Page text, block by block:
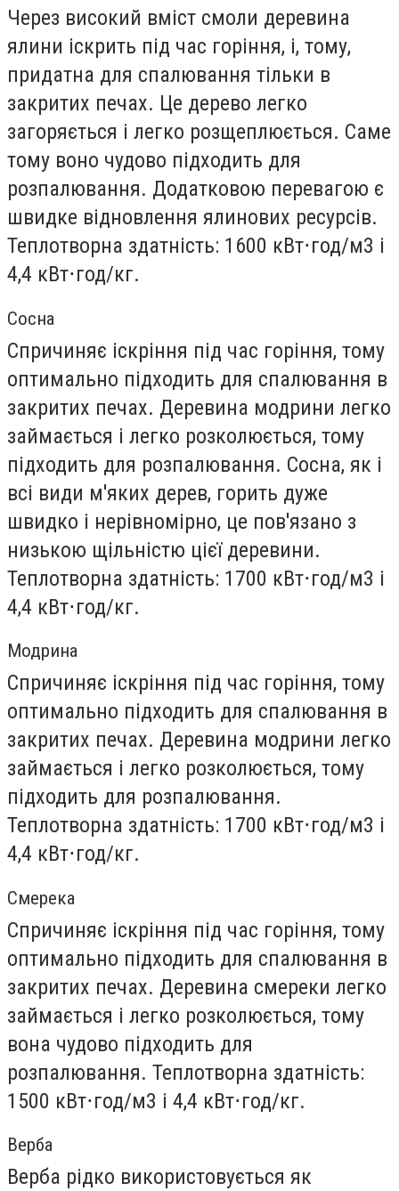
Через високий вміст смоли деревина
ялини іскрить під час горіння, і, тому,
придатна для спалювання тільки в
закритих печах. Це дерево легко
загоряється і легко розщеплюється. Саме
тому воно чудово підходить для
розпалювання. Додатковою перевагою є
швидке відновлення ялинових ресурсів.
Теплотворна здатність: 1600 кВт⋅год/м3 і
4,4 кВт⋅год/кг.
Сосна
Спричиняє іскріння під час горіння, тому
оптимально підходить для спалювання в
закритих печах. Деревина модрини легко
займається і легко розколюється, тому
підходить для розпалювання. Сосна, як і
всі види м'яких дерев, горить дуже
швидко і нерівномірно, це пов'язано з
низькою щільністю цієї деревини.
Теплотворна здатність: 1700 кВт⋅год/м3 і
4,4 кВт⋅год/кг.
Модрина
Спричиняє іскріння під час горіння, тому
оптимально підходить для спалювання в
закритих печах. Деревина модрини легко
займається і легко розколюється, тому
підходить для розпалювання.
Теплотворна здатність: 1700 кВт⋅год/м3 і
4,4 кВт⋅год/кг.
Смерека
Спричиняє іскріння під час горіння, тому
оптимально підходить для спалювання в
закритих печах. Деревина смереки легко
займається і легко розколюється, тому
вона чудово підходить для
розпалювання. Теплотворна здатність:
1500 кВт⋅год/м3 і 4,4 кВт⋅год/кг.
Верба
Верба рідко використовується як